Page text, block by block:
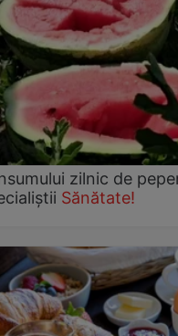
zilnic de
Sănătate!